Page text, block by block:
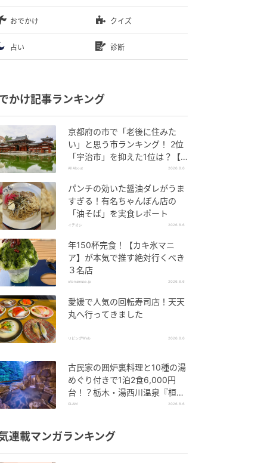
おでかけ クイズ
占い 診断
かけ記事ランキング
京都府の市で「老後に住みた
い」と思う市ランキング！ 2位
「宇治市」を抑えた1位は？【2
026年調査】
All About 2026.8.6
パンチの効いた醤油ダレがうま
すぎる！有名ちゃんぽん店の
「油そば」を実食レポート
イチオシ 2026.8.6
年150杯完食！【カキ氷マニ
ア】が本気で推す絶対行くべき
３名店
otonamuse.jp 2026.8.6
愛媛で人気の回転寿司店！天天
丸へ行ってきました
リビングWeb 2026.8.6
古民家の囲炉裏料理と10種の湯
めぐり付きで1泊2食6,000円
台！？栃木・湯西川温泉『桓武
平氏ゆかりの宿 揚羽』で叶う秘
GLAM 2026.8.6
連載マンガランキング